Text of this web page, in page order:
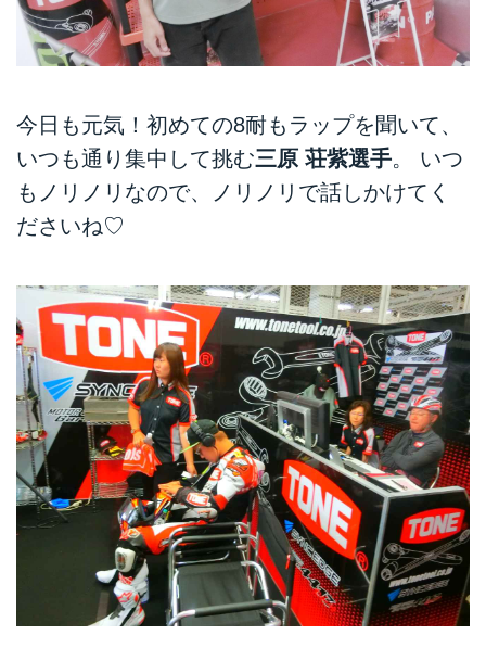
今日も元気！初めての8耐もラップを聞いて、
いつも通り集中して挑む三原 荘紫選手。 いつ
もノリノリなので、ノリノリで話しかけてく
ださいね♡